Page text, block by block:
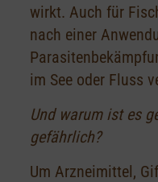
wirkt. Auch für
nach einer
im See oder Fluss
Und warum ist es
gefährlich?
Um Arzneimittel,